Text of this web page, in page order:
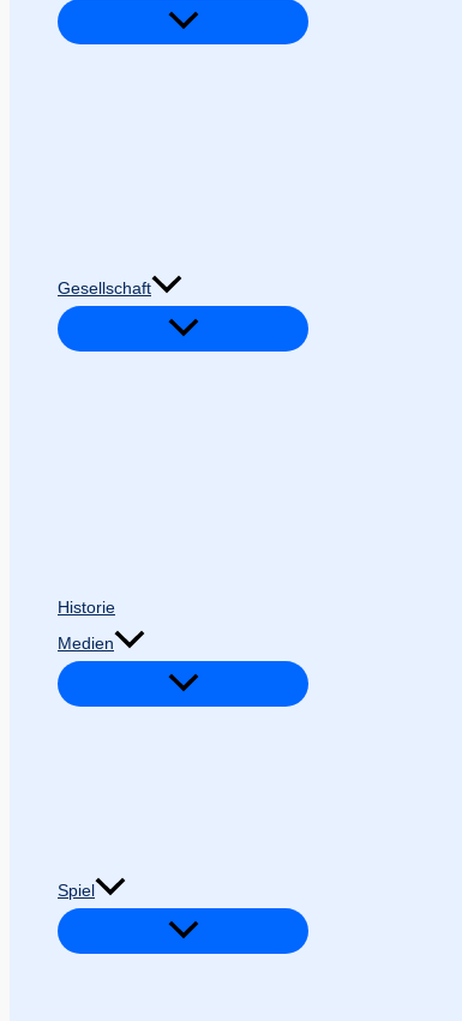
Gesellschaft
Historie
Medien
Spiel